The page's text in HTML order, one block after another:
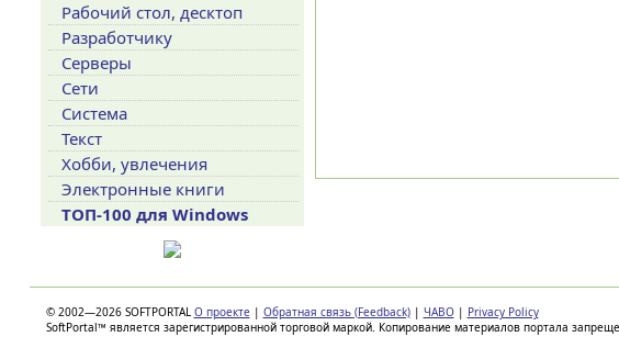
Рабочий стол, десктоп
Разработчику
Серверы
Сети
Система
Текст
Хобби, увлечения
Электронные книги
ТОП-100 для Windows
© 2002—2026 SOFTPORTAL О проекте | Обратная связь (Feedback) | ЧАВО | Privacy Policy
SoftPortal™ является зарегистрированной торговой маркой. Копирование материалов портала